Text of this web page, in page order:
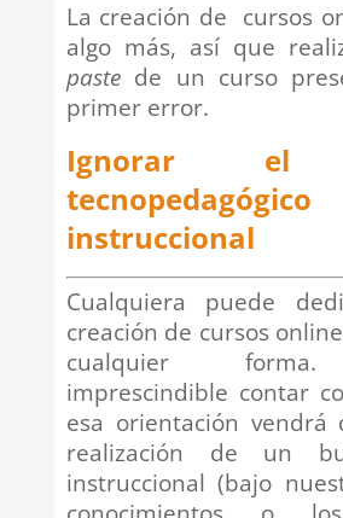
La creación de cursos
algo más, así que
pastede un curso
primer error.
Ignorar el
instruccional
Cualquiera puede
creación de cursos
cualquier
imprescindible contar
esa orientación vendrá
realización de un
instruccional (bajo